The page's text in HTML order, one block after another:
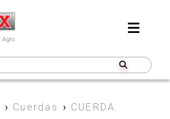
› Cuerdas › CUERDA